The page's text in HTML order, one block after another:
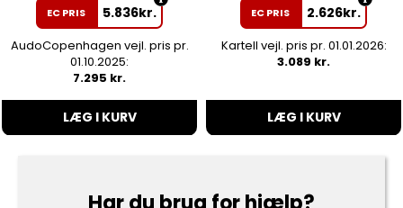
EC PRIS 5.836kr.
AudoCopenhagen vejl. pris pr.
01.10.2025:
7.295 kr.
LÆG I KURV
EC PRIS 2.626kr.
Kartell vejl. pris pr. 01.01.2026:
3.089 kr.
LÆG I KURV